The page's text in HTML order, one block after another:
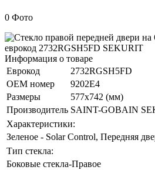
0 Фото
Информация о товаре
Еврокод
2732RGSH5FD
ОЕМ номер
9202Е4
Размеры
577x742 (мм)
Производитель SAINT-GOBAIN
Характеристики:
Зеленое - Solar Control, Передняя
Тип стекла:
Боковые стекла-Правое